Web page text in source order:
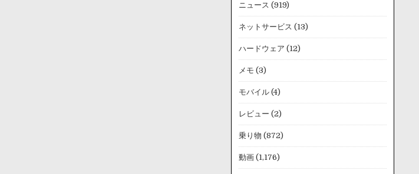
ニュース (919)
ネットサービス (13)
ハードウェア (12)
メモ (3)
モバイル(4)
レビュー (2)
乗り物 (872)
動画(1,176)